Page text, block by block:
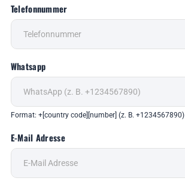
Telefonnummer
Whatsapp
Format: +[country code][number] (z. B. +1234567890)
E-Mail Adresse